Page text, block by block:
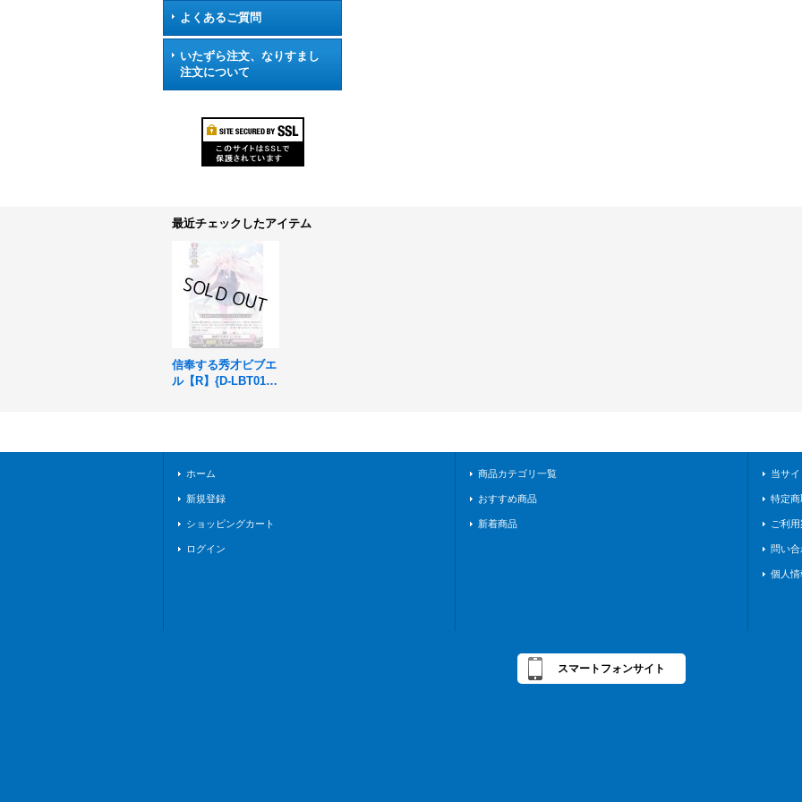
よくあるご質問
いたずら注文、なりすまし
注文について
最近チェックしたアイテム
信奉する秀才ビブエ
ル【R】{D-LBT01/0
ホーム
新規登録
ショッピングカート
ログイン
商品カテゴリ一覧
おすすめ商品
新着商品
当サ
特定
ご利
問い合
個人
スマートフォンサイト